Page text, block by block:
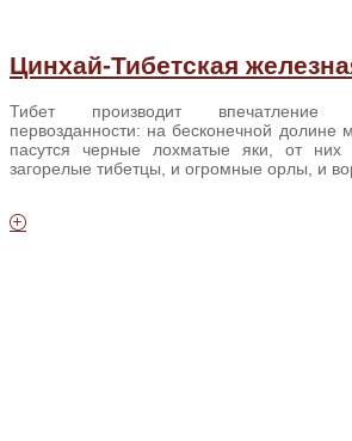
Цинхай-Тибетская
Тибет производит впечатление
первозданности: на бесконечной долине
пасутся черные лохматые яки, от них
загорелые тибетцы, и огромные орлы, и